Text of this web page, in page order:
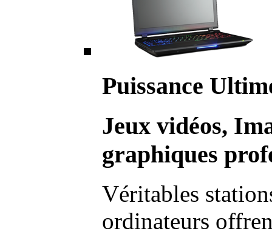
Puissance
Jeux vidéos,
graphiques
Véritables
ordinateurs